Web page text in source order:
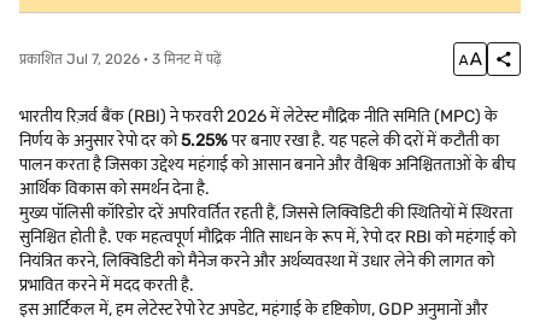
प्रकाशित Jul 7, 2026 · 3 मिनट में पढ़ें
भारतीय रिज़र्व बैंक (RBI) ने फरवरी 2026 में लेटेस्ट मौद्रिक नीति समिति (MPC) के
निर्णय के अनुसार रेपो दर को5.25%पर बनाए रखा है. यह पहले की दरों में कटौती का
पालन करता है जिसका उद्देश्य महंगाई को आसान बनाने और वैश्विक अनिश्चितताओं के बीच
आर्थिक विकास को समर्थन देना है.
मुख्य पॉलिसी कॉरिडोर दरें अपरिवर्तित रहती हैं, जिससे लिक्विडिटी की स्थितियों में स्थिरता
सुनिश्चित होती है. एक महत्वपूर्ण मौद्रिक नीति साधन के रूप में, रेपो दर RBI को महंगाई को
नियंत्रित करने, लिक्विडिटी को मैनेज करने और अर्थव्यवस्था में उधार लेने की लागत को
प्रभावित करने में मदद करती है.
इस आर्टिकल में, हम लेटेस्ट रेपो रेट अपडेट, महंगाई के दृष्टिकोण, GDP अनुमानों और